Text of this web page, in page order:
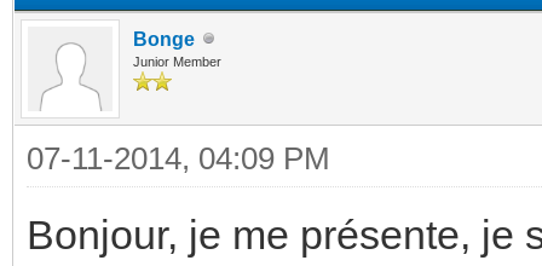
Bonge
Junior Member
07-11-2014, 04:09 PM
Bonjour, je me présente, je